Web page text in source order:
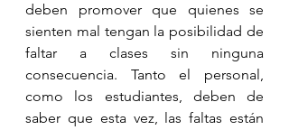
deben promover que quienes se
sienten mal tengan la posibilidad de
faltar a clases sin ninguna
consecuencia. Tanto el personal,
como los estudiantes, deben de
saber que esta vez, las faltas están